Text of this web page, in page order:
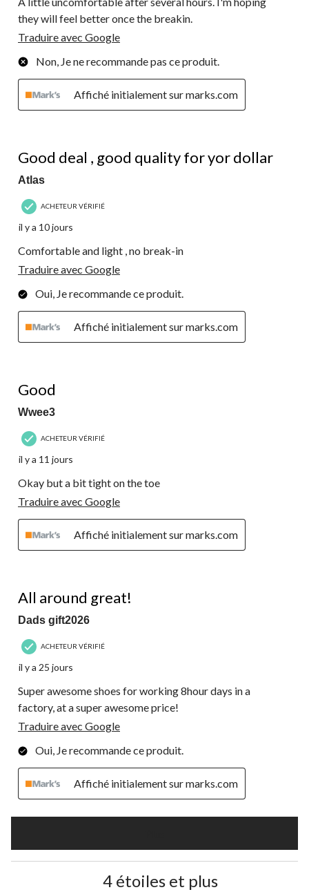
they will feel better once the breakin.
Traduire avec Google
Non, Je ne recommande pas ce produit.
Affiché initialement sur marks.com
Good deal , good quality for yor dollar
Atlas
ACHETEUR VÉRIFIÉ
il y a 10 jours
Comfortable and light , no break-in
Traduire avec Google
Oui, Je recommande ce produit.
Affiché initialement sur marks.com
Good
Wwee3
ACHETEUR VÉRIFIÉ
il y a 11 jours
Okay but a bit tight on the toe
Traduire avec Google
Affiché initialement sur marks.com
All around great!
Dads gift2026
ACHETEUR VÉRIFIÉ
il y a 25 jours
Super awesome shoes for working 8hour days in a
factory, at a super awesome price!
Traduire avec Google
Oui, Je recommande ce produit.
Affiché initialement sur marks.com
4 étoiles et plus